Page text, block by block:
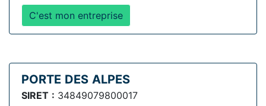
C'est mon entreprise
PORTE DES ALPES
SIRET : 34849079800017